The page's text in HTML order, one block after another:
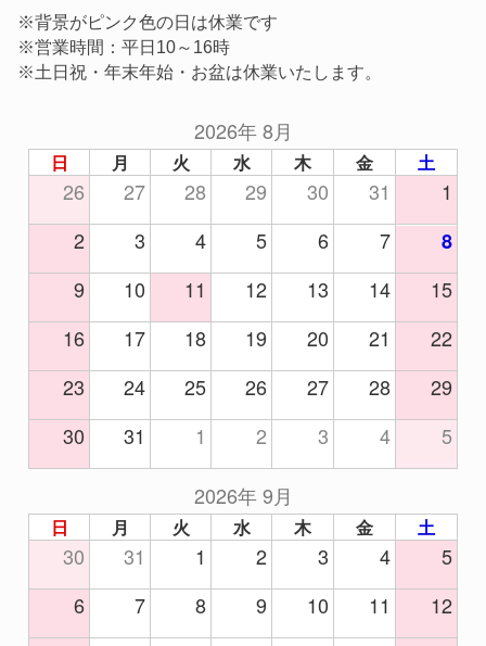
※背景がピンク色の日は休業です
※営業時間：平日10～16時
※土日祝・年末年始・お盆は休業いたします。
2026年 8月
日 月 火 水 木 金 土
26 27 28 29 30 31
1
2
3 4 5 6 7
8
9
10 11 12 13 14
15
16
17 18 19 20 21
22
23
24 25 26 27 28
29
30
31 1 2 3 4 5
2026年 9月
日 月 火 水 木 金 土
30 31 1 2 3 4
5
6
7 8 9 10 11
12